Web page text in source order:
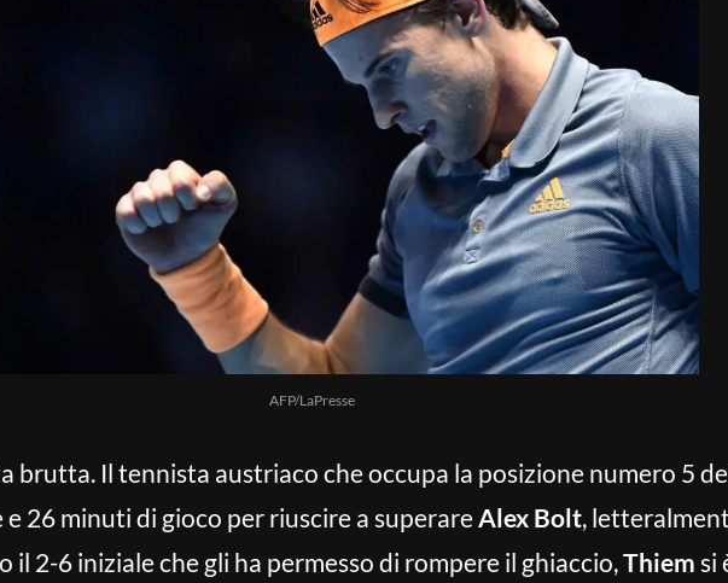
AFP/LaPresse
brutta. Il tennista austriaco che occupa la posizione numero 5
26 minuti di gioco per riuscire a superareAlex Bolt,
il 2-6 iniziale che gli ha permesso di rompere il ghiaccio,Thiem si